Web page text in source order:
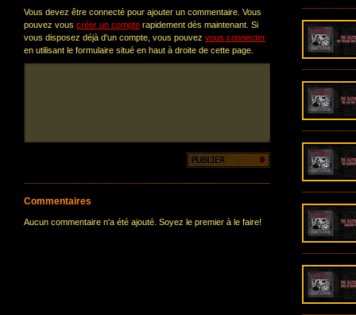
Vous devez être connecté pour ajouter un commentaire. Vous
pouvez vous créer un compte rapidement dès maintenant. Si
vous disposez déjà d'un compte, vous pouvez vous connecter
en utilisant le formulaire situé en haut à droite de cette page.
Commentaires
Aucun commentaire n'a été ajouté. Soyez le premier à le faire!